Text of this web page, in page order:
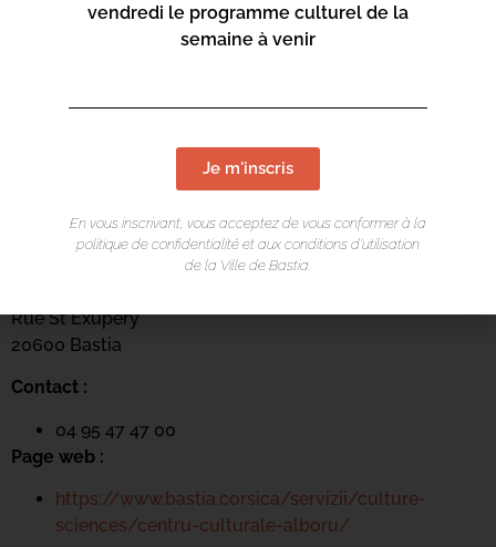
LIEU DE L'ÉVÉNEMENT
Centru culturale Alb’Oru
Rue St Exupéry
20600 Bastia
Contact :
04 95 47 47 00
Page web :
https://www.bastia.corsica/servizii/culture-
sciences/centru-culturale-alboru/
vendredi le programme culturel de la
semaine à venir
Je m'inscris
En vous inscrivant, vous acceptez de vous conformer à la
politique de confidentialité et aux conditions d’utilisation
de la Ville de Bastia.